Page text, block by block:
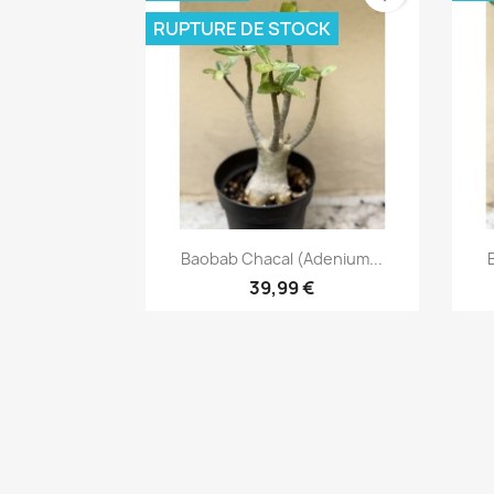
Aperçu rapide
Baobab Chacal (adenium...
39,99 €
RUPTURE DE STOCK